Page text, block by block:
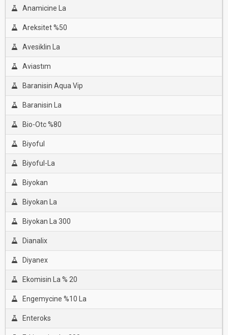
Anamicine La
Areksitet %50
Avesiklin La
Aviastım
Baranisin Aqua Vip
Baranisin La
Bio-Otc %80
Biyoful
Biyoful-La
Biyokan
Biyokan La
Biyokan La 300
Dianalix
Diyanex
Ekomisin La % 20
Engemycine %10 La
Enteroks